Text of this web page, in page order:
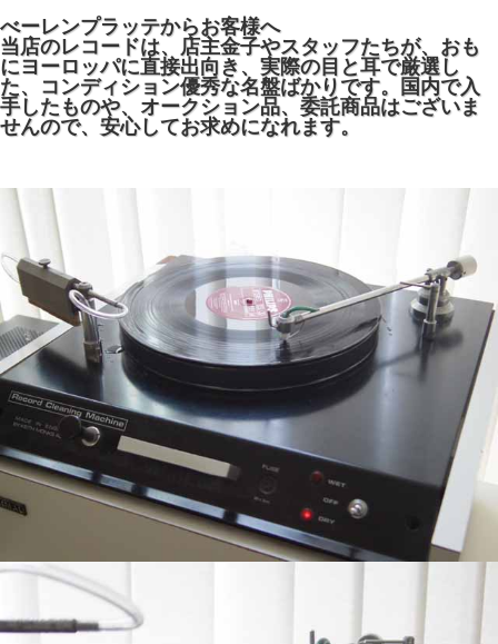
べーレンプラッテからお客様へ
当店のレコードは、店主金子やスタッフたちが、おも
にヨーロッパに直接出向き、実際の目と耳で厳選し
た、コンディション優秀な名盤ばかりです。国内で入
手したものや、オークション品、委託商品はございま
せんので、安心してお求めになれます。